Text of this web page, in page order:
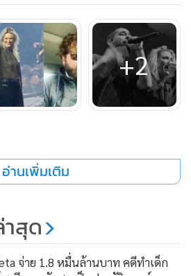
ปัจจุบัน อายุ 28 ปี
รรยาของเขาเคยเป็นสมาชิกไซเอนโท
Park “ล้มเหลวในการตอบสนอง
+2
อ่านเพิ่มเติม
สุด
จ่าย 1.8 หมื่นล้านบาท คดีทำเด็ก